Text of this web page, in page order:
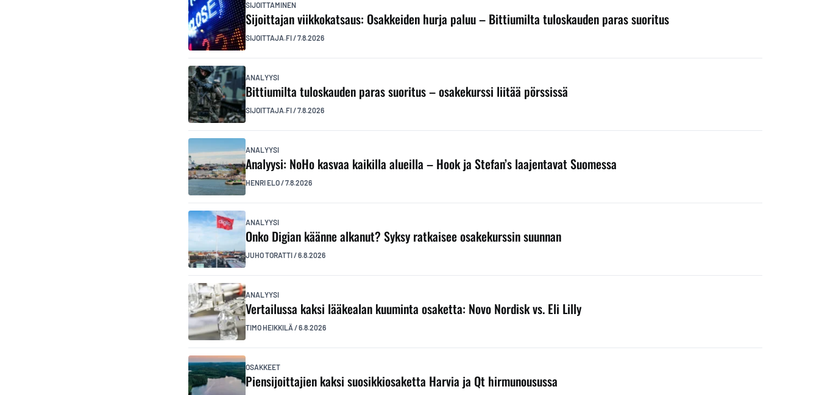
SIJOITTAMINEN
Sijoittajan viikkokatsaus: Osakkeiden hurja paluu – Bittiumilta tuloskauden paras suoritus
SIJOITTAJA.FI/7.8.2026
ANALYYSI
Bittiumilta tuloskauden paras suoritus – osakekurssi liitää pörssissä
SIJOITTAJA.FI/7.8.2026
ANALYYSI
Analyysi: NoHo kasvaa kaikilla alueilla – Hook ja Stefan’s laajentavat Suomessa
HENRI ELO/7.8.2026
ANALYYSI
Onko Digian käänne alkanut? Syksy ratkaisee osakekurssin suunnan
JUHO TORATTI/6.8.2026
ANALYYSI
Vertailussa kaksi lääkealan kuuminta osaketta: Novo Nordisk vs. Eli Lilly
TIMO HEIKKILÄ /6.8.2026
OSAKKEET
Piensijoittajien kaksi suosikkiosaketta Harvia ja Qt hirmunousussa